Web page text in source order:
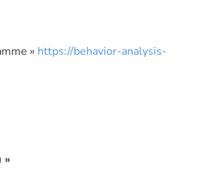
» https://behavior-analysis-
»